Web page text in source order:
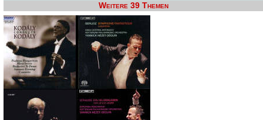
Weitere 39 Themen